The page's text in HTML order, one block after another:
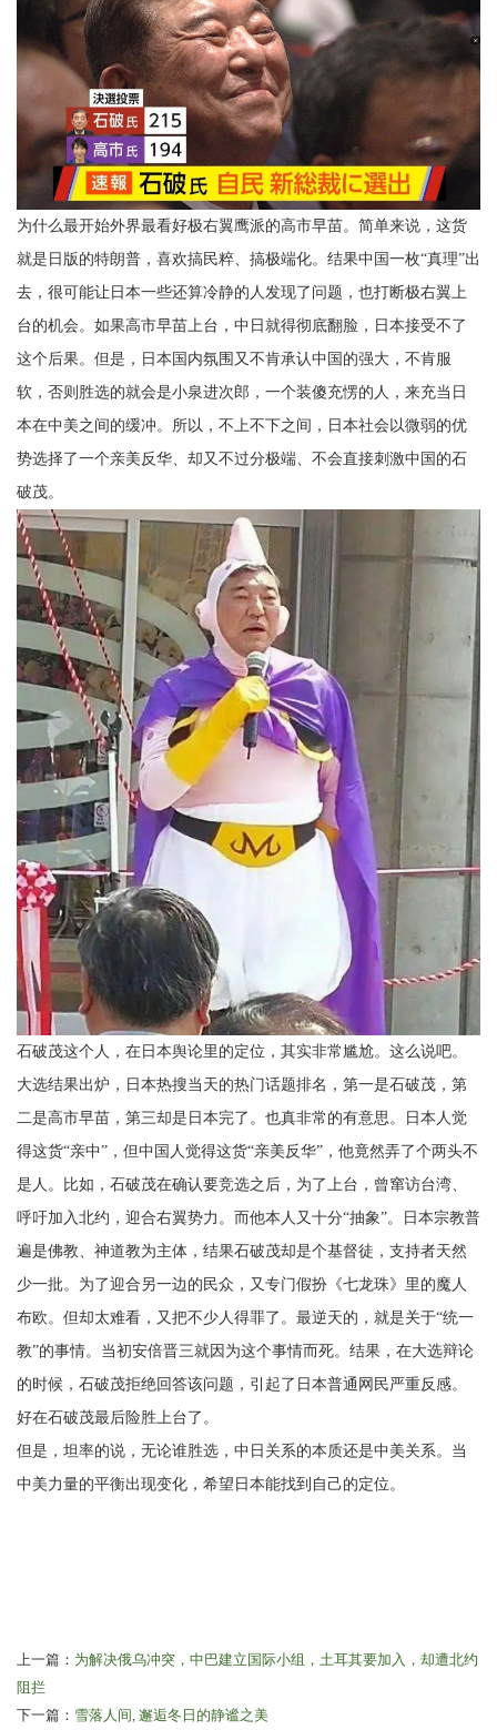
为什么最开始外界最看好极右翼鹰派的高市早苗。简单来说，这货
就是日版的特朗普，喜欢搞民粹、搞极端化。结果中国一枚“真理”出
去，很可能让日本一些还算冷静的人发现了问题，也打断极右翼上
台的机会。如果高市早苗上台，中日就得彻底翻脸，日本接受不了
这个后果。但是，日本国内氛围又不肯承认中国的强大，不肯服
软，否则胜选的就会是小泉进次郎，一个装傻充愣的人，来充当日
本在中美之间的缓冲。所以，不上不下之间，日本社会以微弱的优
势选择了一个亲美反华、却又不过分极端、不会直接刺激中国的石
破茂。
石破茂这个人，在日本舆论里的定位，其实非常尴尬。这么说吧。
大选结果出炉，日本热搜当天的热门话题排名，第一是石破茂，第
二是高市早苗，第三却是日本完了。也真非常的有意思。日本人觉
得这货“亲中”，但中国人觉得这货“亲美反华”，他竟然弄了个两头不
是人。比如，石破茂在确认要竞选之后，为了上台，曾窜访台湾、
呼吁加入北约，迎合右翼势力。而他本人又十分“抽象”。日本宗教普
遍是佛教、神道教为主体，结果石破茂却是个基督徒，支持者天然
少一批。为了迎合另一边的民众，又专门假扮《七龙珠》里的魔人
布欧。但却太难看，又把不少人得罪了。最逆天的，就是关于“统一
教”的事情。当初安倍晋三就因为这个事情而死。结果，在大选辩论
的时候，石破茂拒绝回答该问题，引起了日本普通网民严重反感。
好在石破茂最后险胜上台了。
但是，坦率的说，无论谁胜选，中日关系的本质还是中美关系。当
中美力量的平衡出现变化，希望日本能找到自己的定位。
上一篇： 为解决俄乌冲突，中巴建立国际小组，土耳其要加入，却遭北约
阻拦
下一篇： 雪落人间, 邂逅冬日的静谧之美